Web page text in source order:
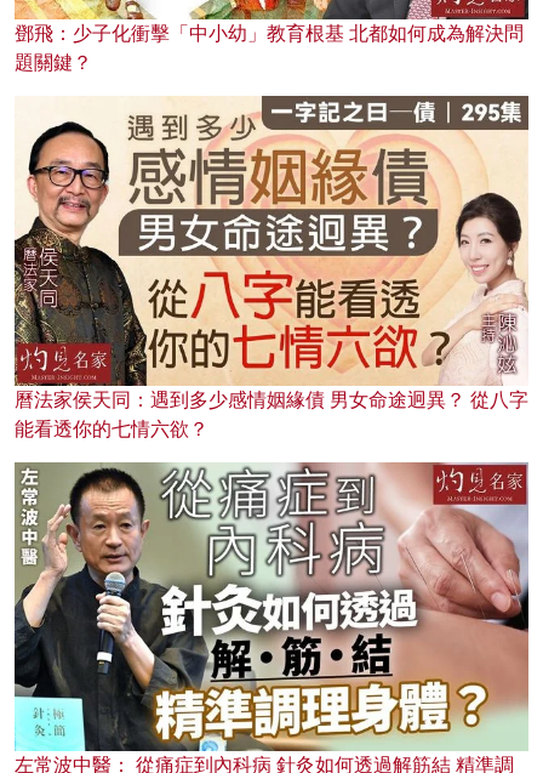
鄧飛：少子化衝擊「中小幼」教育根基 北都如何成為解決問
題關鍵？
曆法家侯天同：遇到多少感情姻緣債 男女命途迥異？ 從八字
能看透你的七情六欲？
左常波中醫： 從痛症到內科病 針灸如何透過解筋結 精準調